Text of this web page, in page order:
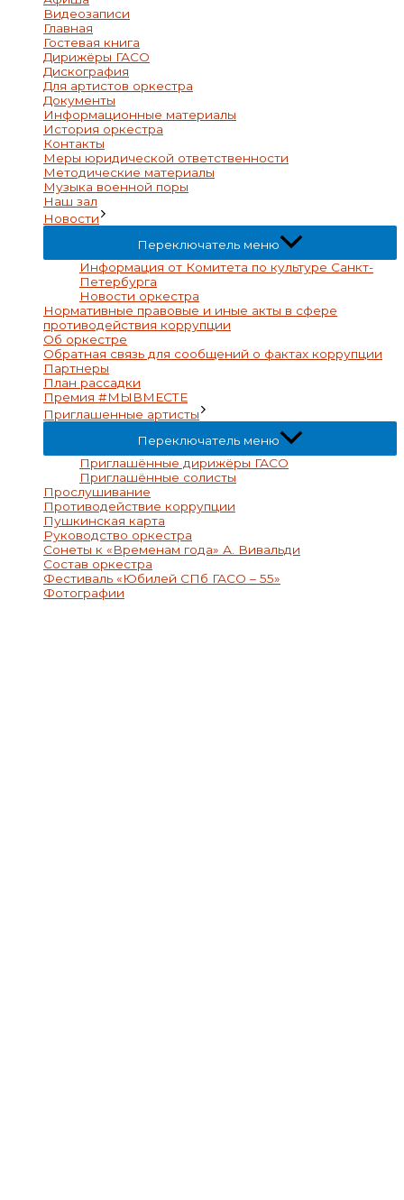
Видеозаписи
Главная
Гостевая книга
Дирижёры ГАСО
Дискография
Для артистов оркестра
Документы
Информационные материалы
История оркестра
Контакты
Меры юридической ответственности
Методические материалы
Музыка военной поры
Наш зал
Новости
Переключатель меню
Информация от Комитета по культуре Санкт-
Петербурга
Новости оркестра
Нормативные правовые и иные акты в сфере
противодействия коррупции
Об оркестре
Обратная связь для сообщений о фактах коррупции
Партнеры
План рассадки
Премия #МЫВМЕСТЕ
Приглашенные артисты
Переключатель меню
Приглашённые дирижёры ГАСО
Приглашённые солисты
Прослушивание
Противодействие коррупции
Пушкинская карта
Руководство оркестра
Сонеты к «Временам года» А. Вивальди
Состав оркестра
Фестиваль «Юбилей СПб ГАСО – 55»
Фотографии